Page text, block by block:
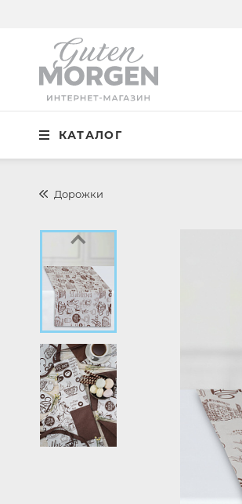
КАТАЛОГ
8 800 100 34 50
Звонок по России бесплатный
Спальня
Кухня
Ванная
Готовые решения
Распродажа
Дорожки